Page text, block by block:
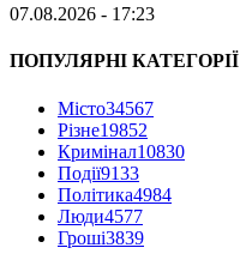
07.08.2026 - 17:23
ПОПУЛЯРНІ КАТЕГОРІЇ
Місто34567
Різне19852
Кримінал10830
Події9133
Політика4984
Люди4577
Гроші3839